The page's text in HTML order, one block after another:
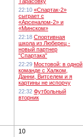
22:10 «Спартак-2»
сыграет с
«Арсеналом-2» и
«Минском»
22:18 Спортивная
школа из Люберец -
новый партнер
"Спартака"
22:29 Мостовой: в одной
команде с Халком,
Данни, Витселем и я
картины не испорчу
22:32 Футбольный
вторник
10